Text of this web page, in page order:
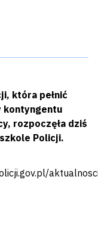
która pełnić
kontyngentu
rozpoczęła dziś
Policji.